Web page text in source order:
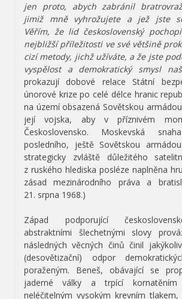
jen proto, abych zabránil
jimiž mně vyhrožujete a jež jste
Věřím, že lid československý
nejbližší příležitosti ve své většině
cizí metody, jichž užíváte, a že jste
vyspělost a demokratický smysl
prokazují dobové relace Státní
únorové krize po celé délce hranic
na území obsazená Sovětskou
její vojska, aby v příznivém
Československo. Moskevská
posledního, ještě Sovětskou
strategicky zvláště důležitého
z ruského hlediska posléze naplněna
zásad mezinárodního práva a
21. srpna 1968.)
Západ podporující
abstraktními šlechetnými slovy
následných věcných činů činil
(desovětizační) odpor
poraženým. Beneš, obávající se
jaderné války a trpící
neléčitelným vysokým krevním